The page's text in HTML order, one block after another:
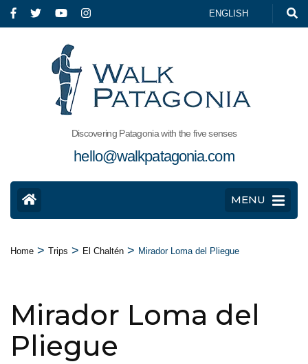
ENGLISH
Discovering Patagonia with the five senses
hello@walkpatagonia.com
MENU
Home > Trips > El Chaltén > Mirador Loma del Pliegue
Mirador Loma del
Pliegue